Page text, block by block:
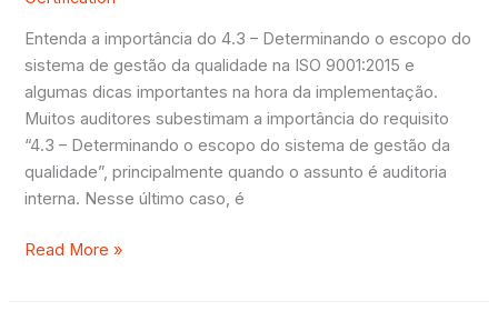
Entenda a importância do 4.3 – Determinando o escopo do
sistema de gestão da qualidade na ISO 9001:2015 e
algumas dicas importantes na hora da implementação.
Muitos auditores subestimam a importância do requisito
“4.3 – Determinando o escopo do sistema de gestão da
qualidade”, principalmente quando o assunto é auditoria
interna. Nesse último caso, é
gestão
ISO
Read More »